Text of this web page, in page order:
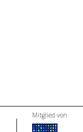
Mitglied von